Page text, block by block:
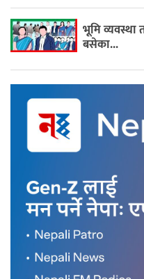
भूमि व्यवस्था
बसेका...